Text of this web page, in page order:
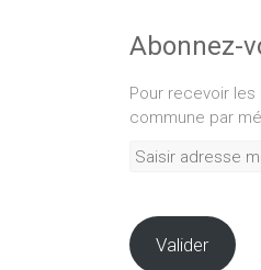
Abonnez-
Pour recevoir
commune par
Saisir
Valider